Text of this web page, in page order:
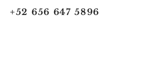
+52 656 647 5896